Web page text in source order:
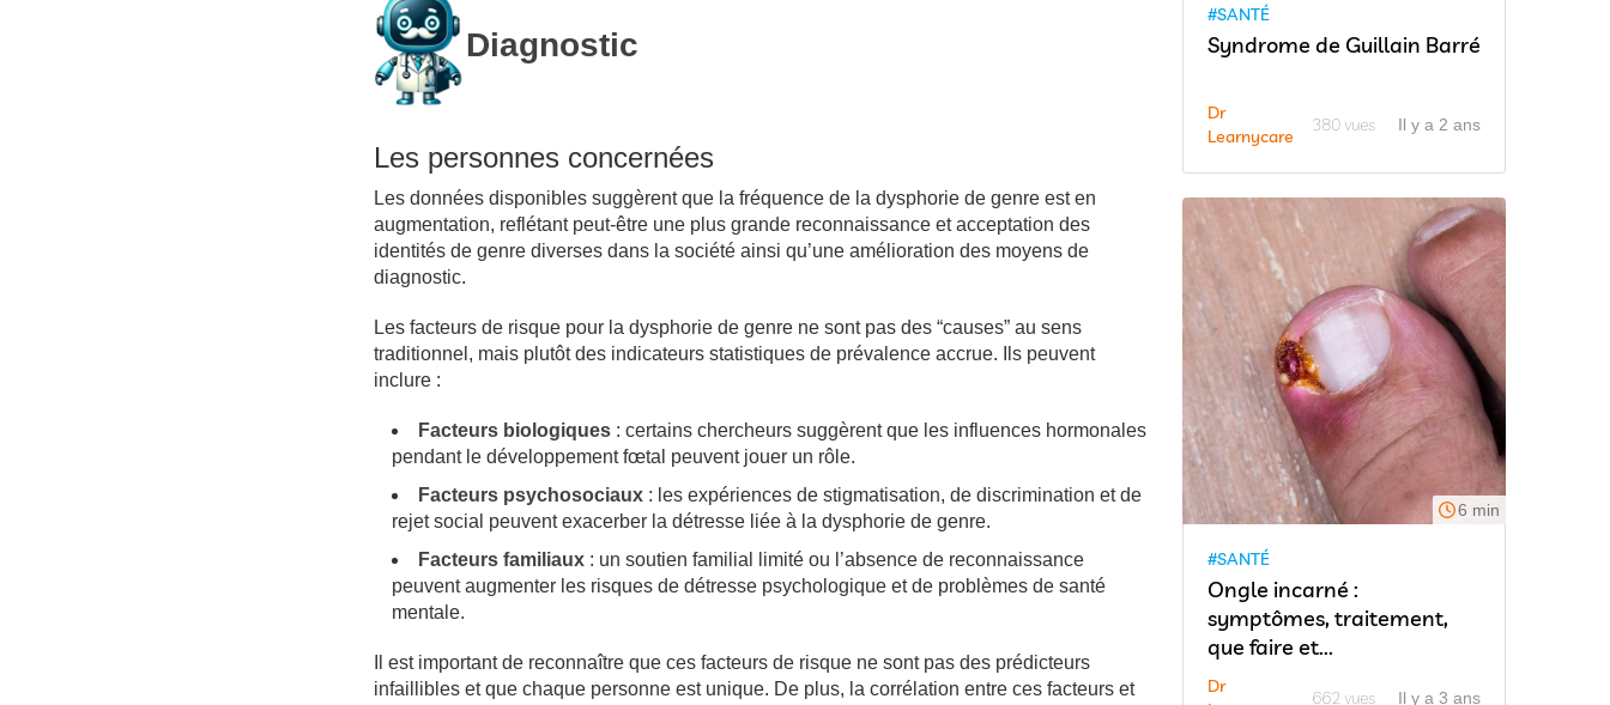
Diagnostic
Les personnes concernées
Les données disponibles suggèrent que la fréquence de la dysphorie de genre est en
augmentation, reflétant peut-être une plus grande reconnaissance et acceptation des
identités de genre diverses dans la société ainsi qu’une amélioration des moyens de
diagnostic.
Les facteurs de risque pour la dysphorie de genre ne sont pas des “causes” au sens
traditionnel, mais plutôt des indicateurs statistiques de prévalence accrue. Ils peuvent
inclure :
Facteurs biologiques : certains chercheurs suggèrent que les influences hormonales
pendant le développement fœtal peuvent jouer un rôle.
Facteurs psychosociaux : les expériences de stigmatisation, de discrimination et de
rejet social peuvent exacerber la détresse liée à la dysphorie de genre.
Facteurs familiaux : un soutien familial limité ou l’absence de reconnaissance
peuvent augmenter les risques de détresse psychologique et de problèmes de santé
mentale.
Il est important de reconnaître que ces facteurs de risque ne sont pas des prédicteurs
infaillibles et que chaque personne est unique. De plus, la corrélation entre ces facteurs et
#SANTÉ
Syndrome de Guillain Barré
Dr
Learnycare
380 vues Il y a 2 ans
6 min
#SANTÉ
Ongle incarné :
symptômes, traitement,
que faire et...
Dr
662 vues Il y a 3 ans